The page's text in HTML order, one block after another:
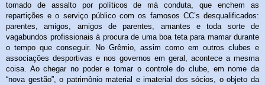
tomado de assalto por políticos de má conduta, que enchem as
repartições e o serviço público com os famosos CC’s desqualificados:
parentes, amigos, amigos de parentes, amantes e toda sorte de
vagabundos profissionais à procura de uma boa teta para mamar durante
o tempo que conseguir. No Grêmio, assim como em outros clubes e
associações desportivas e nos governos em geral, acontece a mesma
coisa. Ao chegar no poder e tomar o controle do clube, em nome da
“nova gestão”, o patrimônio material e imaterial dos sócios, o objeto da